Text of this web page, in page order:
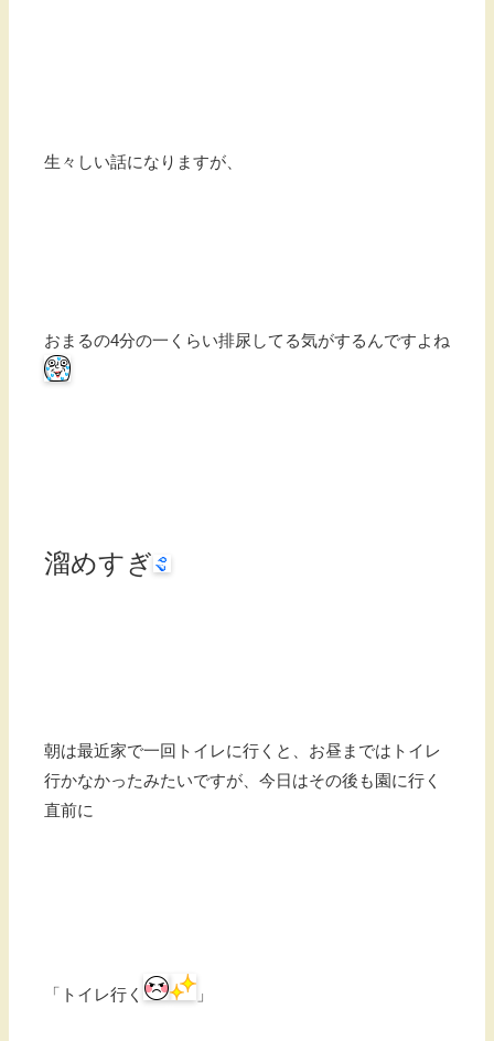
生々しい話になりますが、
おまるの4分の一くらい排尿してる気がするんですよね
溜めすぎ
朝は最近家で一回トイレに行くと、お昼まではトイレ
行かなかったみたいですが、今日はその後も園に行く
直前に
「トイレ行く 」